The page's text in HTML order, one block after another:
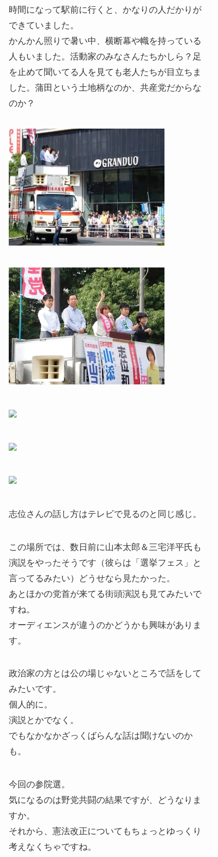
時間になって駅前に行くと、かなりの人だかりが
できていました。
かんかん照りで暑い中、横断幕や幟を持っている
人もいました。活動家のみなさんたちかしら？足
を止めて聞いてる人を見ても老人たちが目立ちま
した。蒲田という土地柄なのか、共産党だからな
のか？
志位さんの話し方はテレビで見るのと同じ感じ。
この場所では、数日前に山本太郎＆三宅洋平氏も
演説をやったそうです（彼らは「選挙フェス」と
言ってるみたい）どうせなら見たかった。
あとほかの党首が来てる街頭演説も見てみたいで
すね。
オーディエンスが違うのかどうかも興味がありま
す。
政治家の方とは公の場じゃないところで話をして
みたいです。
個人的に。
演説とかでなく。
でもなかなかざっくばらんな話は聞けないのか
も。
今回の参院選。
気になるのは野党共闘の結果ですが、どうなりま
すか。
それから、憲法改正についてもちょっとゆっくり
考えなくちゃですね。